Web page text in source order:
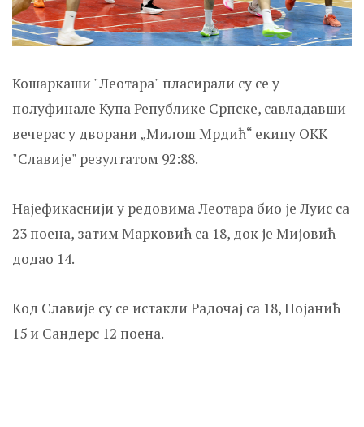
Кошаркаши "Леотара" пласирали су се у
полуфинале Купа Републике Српске, савладавши
вечерас у дворани „Милош Мрдић“ екипу ОКК
"Славије" резултатом 92:88.
Најефикаснији у редовима Леотара био је Луис са
23 поена, затим Марковић са 18, док је Мијовић
додао 14.
Kод Славије су се истакли Радочај са 18, Нојанић
15 и Сандерс 12 поена.